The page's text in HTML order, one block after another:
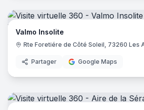
Valmo Insolite
Rte Foretiére de Côté Soleil, 73260 Les
Partager Google Maps